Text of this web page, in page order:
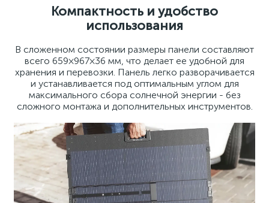
Компактность и удобство
использования
В сложенном состоянии размеры панели составляют
всего 659×967×36 мм, что делает ее удобной для
хранения и перевозки. Панель легко разворачивается
и устанавливается под оптимальным углом для
максимального сбора солнечной энергии - без
сложного монтажа и дополнительных инструментов.